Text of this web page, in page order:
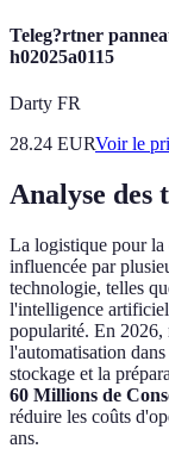
Teleg?rtner
h02025a0115
Darty FR
28.24 EURVoir le
Analyse des
La logistique pour
influencée par
technologie, telles
l'intelligence
popularité. En 2026,
l'automatisation
stockage et la
60 Millions de
réduire les coûts
ans.